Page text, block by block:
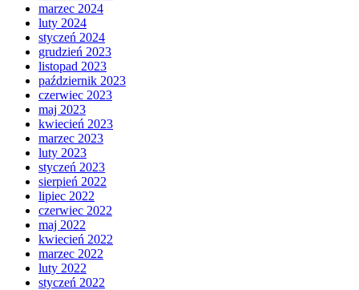
marzec 2024
luty 2024
styczeń 2024
grudzień 2023
listopad 2023
październik 2023
czerwiec 2023
maj 2023
kwiecień 2023
marzec 2023
luty 2023
styczeń 2023
sierpień 2022
lipiec 2022
czerwiec 2022
maj 2022
kwiecień 2022
marzec 2022
luty 2022
styczeń 2022